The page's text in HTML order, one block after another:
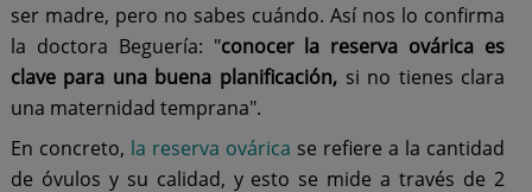
ser madre, pero no sabes cuándo. Así nos lo confirma
la doctora Beguería: "conocer la reserva ovárica es
clave para una buena planificación, si no tienes clara
una maternidad temprana".
En concreto, la reserva ovárica se refiere a la cantidad
de óvulos y su calidad, y esto se mide a través de 2